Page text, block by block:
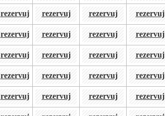
rezervuj rezervuj rezervuj rezervuj
rezervuj rezervuj rezervuj rezervuj
rezervuj rezervuj rezervuj rezervuj
rezervuj rezervuj rezervuj rezervuj
rezervuj rezervuj rezervuj rezervuj